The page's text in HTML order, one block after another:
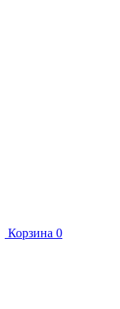
Корзина 0